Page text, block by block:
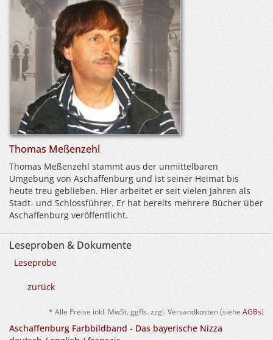
Thomas Meßenzehl
Thomas Meßenzehl stammt aus der unmittelbaren
Umgebung von Aschaffenburg und ist seiner Heimat bis
heute treu geblieben. Hier arbeitet er seit vielen Jahren als
Stadt- und Schlossführer. Er hat bereits mehrere Bücher über
Aschaffenburg veröffentlicht.
Leseproben & Dokumente
Leseprobe
zurück
* Alle Preise inkl. MwSt. ggfls. zzgl. Versandkosten (siehe AGBs)
Aschaffenburg Farbbildband - Das bayerische Nizza